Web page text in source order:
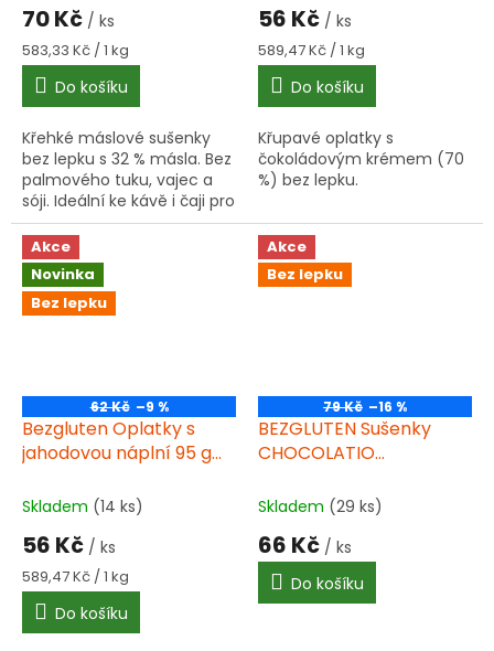
70 Kč / ks
Měrná
cena:
583,33 Kč / 1 kg
Do košíku
Křehké máslové sušenky
bez lepku s 32 % másla. Bez
palmového tuku, vajec a
sóji. Ideální ke kávě i čaji pro
celou rodinu!
56 Kč / ks
Měrná
cena:
589,47 Kč / 1 kg
Do košíku
Křupavé oplatky s
čokoládovým krémem (70
%) bez lepku.
Akce
Novinka
Bez lepku
62 Kč –9 %
Bezgluten Oplatky s
jahodovou náplní 95 g
Skladem (14 ks)
56 Kč / ks
Měrná
cena:
589,47 Kč / 1 kg
Do košíku
Akce
Bez lepku
79 Kč –16 %
BEZGLUTEN Sušenky
CHOCOLATIO
lepku 130g
Skladem (29 ks)
66 Kč / ks
Do košíku